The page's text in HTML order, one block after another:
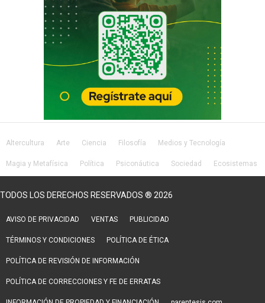
Altercultura Arte Ciencia Filosofía Medios y Tecnología
Magia y Metafísica Política Psiconáutica Sociedad Ecosistemas
TODOS LOS DERECHOS RESERVADOS ® 2026
AVISO DE PRIVACIDAD VENTAS PUBLICIDAD
TÉRMINOS Y CONDICIONES POLÍTICA DE ÉTICA
POLÍTICA DE REVISIÓN DE INFORMACIÓN
POLÍTICA DE CORRECCIONES Y FE DE ERRATAS